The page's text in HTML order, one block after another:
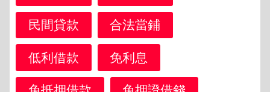
民間貸款 合法當鋪
低利借款 免利息